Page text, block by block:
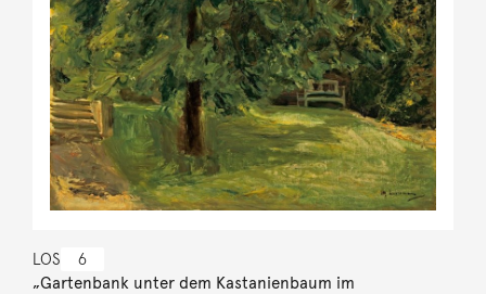
LOS 6
„Gartenbank unter dem Kastanienbaum im